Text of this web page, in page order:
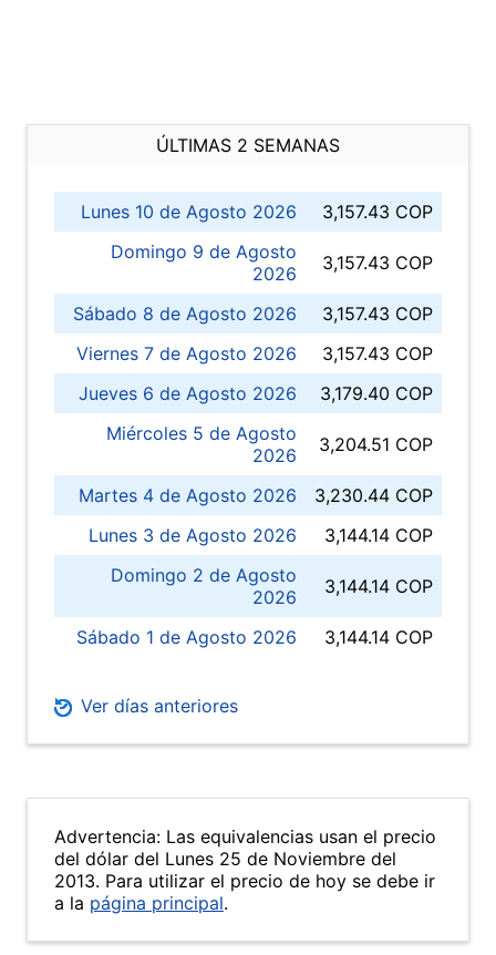
ÚLTIMAS 2 SEMANAS
Lunes 10 de Agosto 2026
3,157.43 COP
Domingo 9 de Agosto
2026
3,157.43 COP
Sábado 8 de Agosto 2026
3,157.43 COP
Viernes 7 de Agosto 2026
3,157.43 COP
Jueves 6 de Agosto 2026
3,179.40 COP
Miércoles 5 de Agosto
2026
3,204.51 COP
Martes 4 de Agosto 2026
3,230.44 COP
Lunes 3 de Agosto 2026
3,144.14 COP
Domingo 2 de Agosto
2026
3,144.14 COP
Sábado 1 de Agosto 2026 3,144.14 COP
Ver días anteriores
Advertencia: Las equivalencias usan el precio
del dólar del Lunes 25 de Noviembre del
2013. Para utilizar el precio de hoy se debe ir
a la página principal.